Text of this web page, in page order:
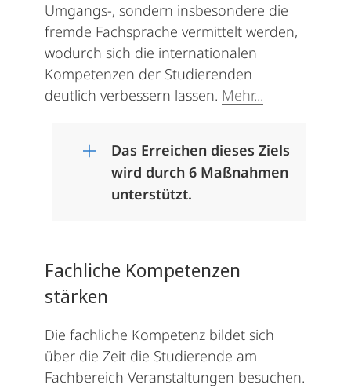
Umgangs-, sondern insbesondere die
fremde Fachsprache vermittelt werden,
wodurch sich die internationalen
Kompetenzen der Studierenden
deutlich verbessern lassen. Mehr...
Das Erreichen dieses Ziels
wird durch 6 Maßnahmen
unterstützt.
Fachliche Kompetenzen
stärken
Die fachliche Kompetenz bildet sich
über die Zeit die Studierende am
Fachbereich Veranstaltungen besuchen.